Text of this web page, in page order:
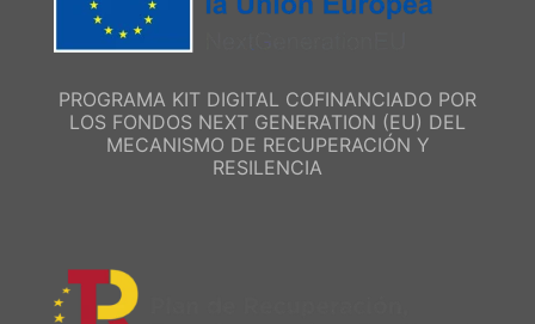
PROGRAMA KIT DIGITAL COFINANCIADO POR
LOS FONDOS NEXT GENERATION (EU) DEL
MECANISMO DE RECUPERACIÓN Y
RESILENCIA